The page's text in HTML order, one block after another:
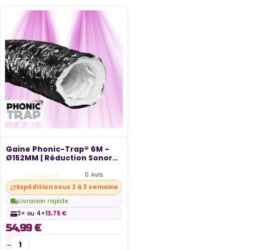
Gaine Phonic-Trap® 6M -
Ø152MM | Réduction Sonore
0 Avis
Expédition sous 2 à 3 semaines
Livraison rapide
3× ou 4×13,75 €
54,99 €